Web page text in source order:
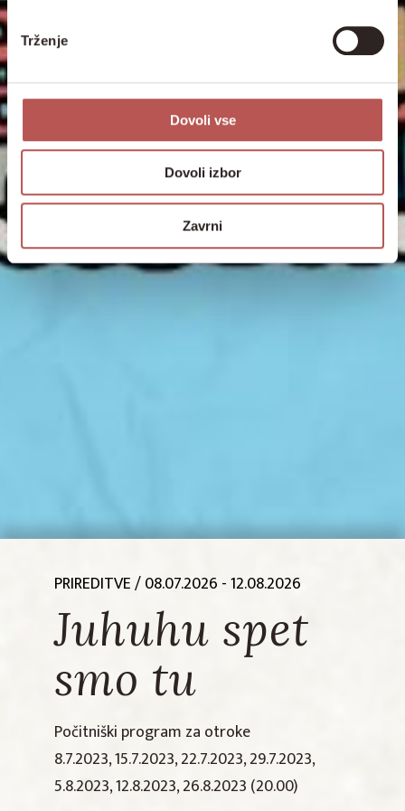
Trženje
Dovoli vse
Dovoli izbor
Zavrni
PRIREDITVE/ 08.07.2026 - 12.08.2026
Juhuhu spet
smo tu
Počitniški program za otroke
8.7.2023, 15.7.2023, 22.7.2023, 29.7.2023,
5.8.2023, 12.8.2023, 26.8.2023 (20.00)